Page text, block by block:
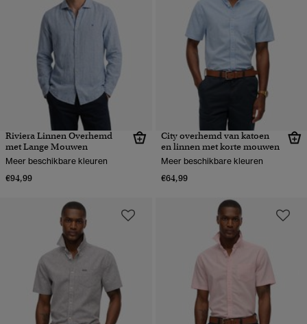
Riviera Linnen Overhemd
met Lange Mouwen
Meer beschikbare kleuren
€94,99
City overhemd van katoen
en linnen met korte mouwen
Meer beschikbare kleuren
€64,99